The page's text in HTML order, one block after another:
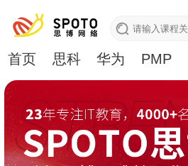
首页 思科 华为 PMP